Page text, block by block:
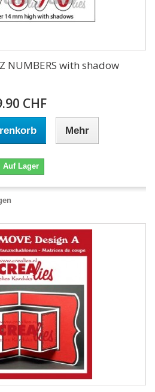
NUMBERS with shadow
CHF
Mehr
Auf Lager